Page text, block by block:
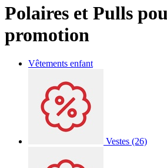
Polaires et Pulls
promotion
Vêtements enfant
Vestes (26)